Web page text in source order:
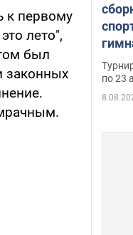
к первому
лето",
был
законных
на
по 23